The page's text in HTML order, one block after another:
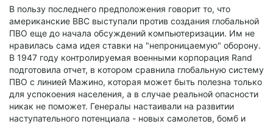
В пользу последнего предположения говорит то, что
американские ВВС выступали против создания глобальной
ПВО еще до начала обсуждений компьютеризации. Им не
нравилась сама идея ставки на "непроницаемую" оборону.
В 1947 году контролируемая военными корпорация Rand
подготовила отчет, в котором сравнила глобальную систему
ПВО с линией Мажино, которая может быть полезна только
для успокоения населения, а в случае реальной опасности
никак не поможет. Генералы настаивали на развитии
наступательного потенциала - новых самолетов, бомб и